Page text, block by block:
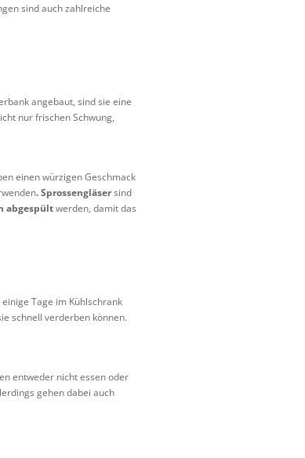
sind auch zahlreiche
angebaut, sind sie eine
nur frischen Schwung,
einen würzigen Geschmack
. Sprossengläsersind
abgespültwerden, damit das
Tage im Kühlschrank
schnell verderben können.
entweder nicht essen oder
gehen dabei auch